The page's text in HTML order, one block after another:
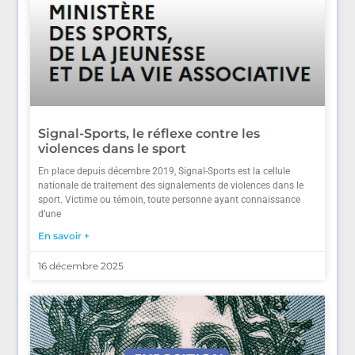
Signal-Sports, le réflexe contre les
violences dans le sport
En place depuis décembre 2019, Signal-Sports est la cellule
nationale de traitement des signalements de violences dans le
sport. Victime ou témoin, toute personne ayant connaissance
d’une
En savoir +
16 décembre 2025